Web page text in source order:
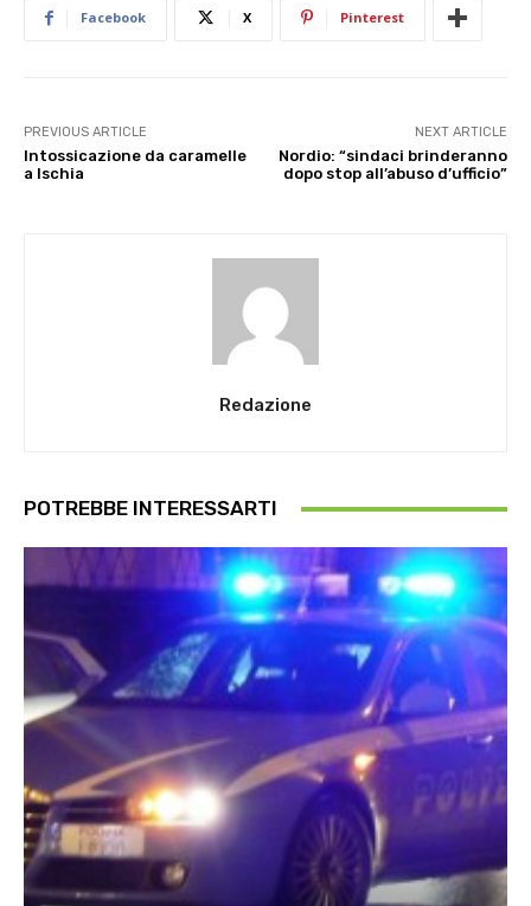
Facebook X Pinterest
PREVIOUS ARTICLE
Intossicazione da caramelle
a Ischia
NEXT ARTICLE
Nordio: “sindaci brinderanno
dopo stop all’abuso d’ufficio”
Redazione
POTREBBE INTERESSARTI